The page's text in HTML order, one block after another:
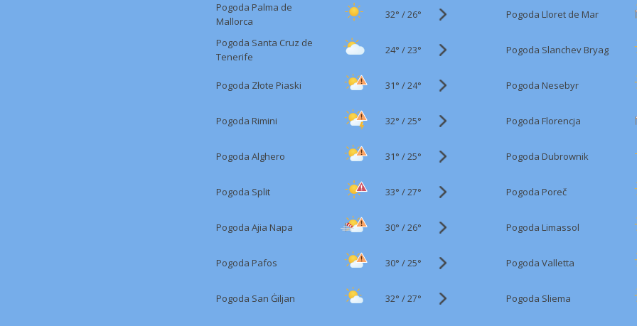
Pogoda Palma de
Mallorca
32° /26° Pogoda Lloret de Mar
Pogoda Santa Cruz de
Tenerife
24° /23° Pogoda Slanchev Bryag
Pogoda Złote Piaski 31° /24° Pogoda Nesebyr
Pogoda Rimini 32° /25° Pogoda Florencja
Pogoda Alghero 31° /25° Pogoda Dubrownik
Pogoda Split 33° /27° Pogoda Poreč
Pogoda Ajia Napa 30° /26° Pogoda Limassol
Pogoda Pafos 30° /25° Pogoda Valletta
Pogoda San Ġiljan 32° /27° Pogoda Sliema